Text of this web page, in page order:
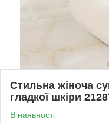
Стильна жіноча
гладкої шкіри
В наявності